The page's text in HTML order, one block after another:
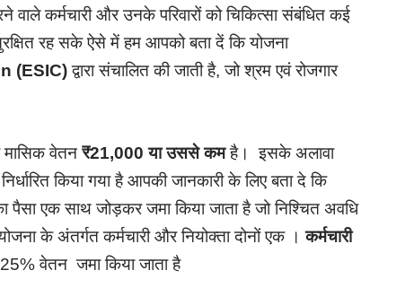
वाले कर्मचारी और उनके परिवारों को चिकित्सा संबंधित कई
रह सके ऐसे में हम आपको बता दें कि योजना
(ESIC)द्वारा संचालित की जाती है, जो श्रम एवं रोजगार
मासिक वेतन₹21,000 या उससे कमहै। इसके अलावा
किया गया है आपकी जानकारी के लिए बता दे कि
एक साथ जोड़कर जमा किया जाता है जो निश्चित अवधि
के अंतर्गत कर्मचारी और नियोक्ता दोनों एक ।कर्मचारी
वेतन जमा किया जाता है